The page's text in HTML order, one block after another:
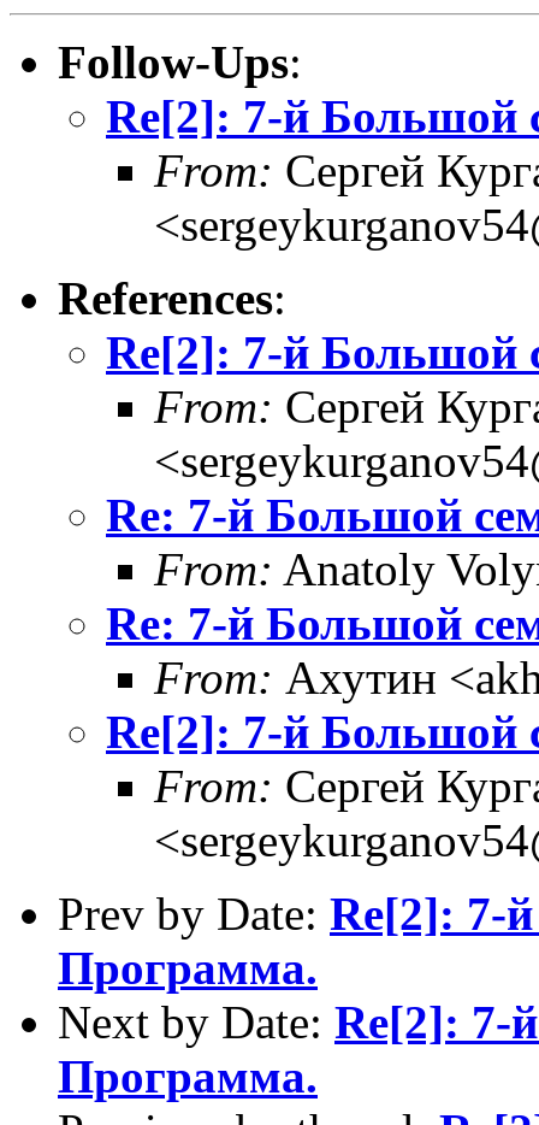
Follow-Ups:
Re[2]: 7-й Большой
From: Сергей
References:
Re[2]: 7-й Большой
From: Сергей
Re: 7-й Большой
From: Anatoly
Re: 7-й Большой
From: Ахутин
Re[2]: 7-й Большой
From: Сергей
Prev by Date: Re[2]: 7-
Программа.
Next by Date: Re[2]: 7-
Программа.